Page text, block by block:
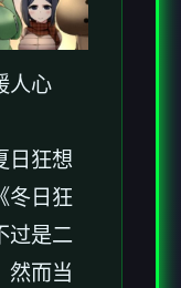
人心
日狂想
冬日狂
过是二
然而当